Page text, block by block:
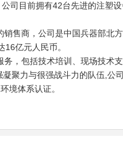
司目前拥有42台先进的注塑
售商，公司是中国兵器部北
亿元人民币。
，包括技术培训、现场技术
聚力与很强战斗力的队伍,公
境体系认证。